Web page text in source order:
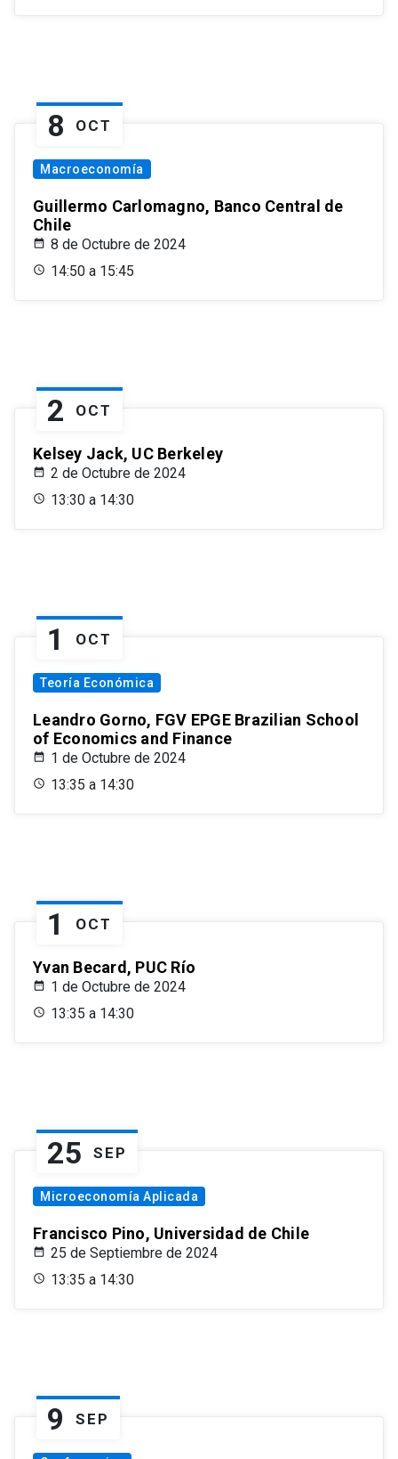
8 OCT
Macroeconomía
Guillermo Carlomagno, Banco Central de
Chile
8 de Octubre de 2024
14:50 a 15:45
2 OCT
Kelsey Jack, UC Berkeley
2 de Octubre de 2024
13:30 a 14:30
1 OCT
Teoría Económica
Leandro Gorno, FGV EPGE Brazilian School
of Economics and Finance
1 de Octubre de 2024
13:35 a 14:30
1 OCT
Yvan Becard, PUC Río
1 de Octubre de 2024
13:35 a 14:30
25 SEP
Microeconomía Aplicada
Francisco Pino, Universidad de Chile
25 de Septiembre de 2024
13:35 a 14:30
9 SEP